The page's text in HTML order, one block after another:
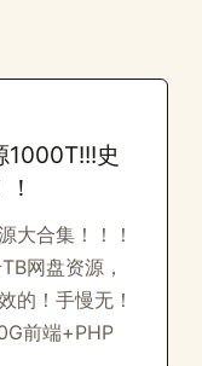
1000T!!!史
大合集！！！
网盘资源，
的！手慢无！
前端+PHP